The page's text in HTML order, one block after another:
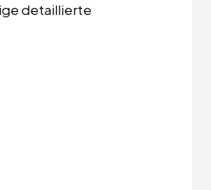
detaillierte